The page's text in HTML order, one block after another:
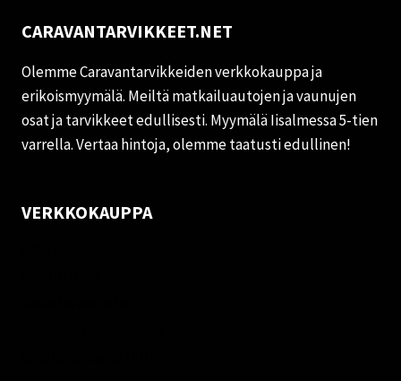
CARAVANTARVIKKEET.NET
Olemme Caravantarvikkeiden verkkokauppa ja
erikoismyymälä. Meiltä matkailuautojen ja vaunujen
osat ja tarvikkeet edullisesti. Myymälä Iisalmessa 5-tien
varrella. Vertaa hintoja, olemme taatusti edullinen!
VERKKOKAUPPA